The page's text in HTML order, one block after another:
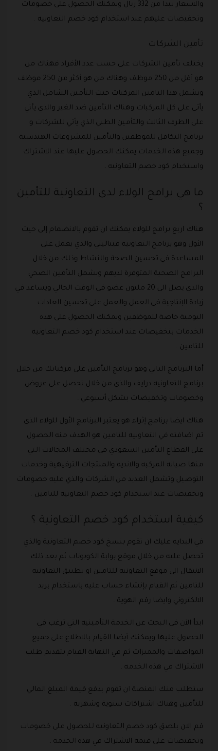
والاسعار تبدا من 332 ريال ويمكنك الحصول على خصومات
وتخفيضات عليهم عند استخدام كود خصم التعاونيه .
تأمين الشركات
يختلف تأمين الشركات على حسب عدد الأفراد فهناك من
هو أقل من 250 موظف وهناك من هو أكثر من 250 موظف
ويشمل هذا التامين المركبات حيث التأمين الشامل الذي
يأتي على كل المركبات وهناك التأمين ضد الغير والذي يأتي
على الطرف الثالث والتأمين الطبي الذي يأتي للشركات و
برنامج التكافل للموظفين والتأمين للمشروعات الهندسية
وجميع هذه الخدمات يمكنك الحصول عليها عند الاشتراك
واستخدام كود خصم التعاونيه .
ما هي برامج الولاء لدى التعاونية للتأمين
؟
هناك اربع برامج للولاء يمكنك ان تقوم بالانضمام إلى حيث
الأول وهو برنامج التعاونيه فيتاليتي والذي يعمل على
المساعدة في تحسين الصحة والنشاط وذلك من خلال
البرامج الصحية المتوفرة لديهم ويشمل التأمين الصحي
والذي يصل الى 20 مليون عضو في الوقت الحالي ويساعد في
زيادة الإنتاجية في العمل والعمل على تحسين العادات
اليومية خاصة للموظفين ويمكنك الحصول على هذه
الخدمات بتخفيضات عند استخدام كود خصم التعاونيه
للتامين .
أما البرنامج الثاني وهو برنامج التأمين على مركباتك من خلال
برنامج التعاونيه درايف والذي من خلال تحصل على عروض
وخصومات وتخفيضات بشكل أسبوعي .
هناك ايضا برنامج إثراء هو يعتبر البرنامج الأول للولاء الذي
تم اضافته في التعاونيه للتامين هو الهدف منه الحصول
على القطاع التأمين السعودي في مختلف المجالات التي
منها صيانه المركبه والانديه والمنتجات الترفيهية وخدمات
التوصيل وتشمل العديد من الشركات والذي عليه خصومات
وتخفيضات عند استخدام كود خصم التعاونيه للتامين .
كيفية استخدام كود خصم التعاونية ؟
في البدايه عليك ان تقوم بنسخ كود خصم التعاونية والذي
تحصل عليه من خلال موقع بوابة الكوبونات ثم بعد ذلك
الانتقال الى موقع التعاونيه للتامين او تطبيق التعاونيه
للتامين ثم القيام بإنشاء حساب عليه باستخدام بريد
الالكتروني وايضا رقم الهوية .
ابدأ الآن في البحث عن الخدمة التأمينية التي ترغب في
الحصول عليها ويمكنك أيضا القيام بالاطلاع على جميع
المواصفات والمميزات ثم في النهاية القيام بتقديم طلب
الاشتراك في هذه الخدمه .
ستطلب منك المنصة ان تقوم بدفع قيمة المبلغ المالي
للتأمين وهناك اشتراكات سنوية وشهرية .
قم الان بلصق كود خصم التعاونيه للحصول على خصومات
وتخفيضات على قيمة الاشتراك في هذه الخدمه .